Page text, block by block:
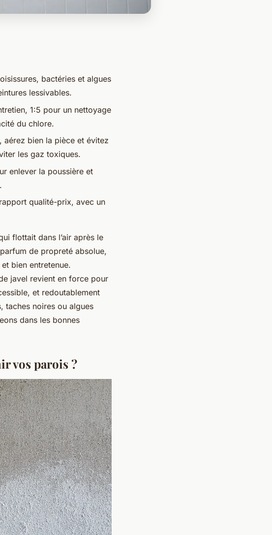
bactéries et algues
lessivables.
1:5 pour un nettoyage
du chlore.
aérez bien la pièce et évitez
les gaz toxiques.
enlever la poussière et
qualité-prix, avec un
flottait dans l’air après le
de propreté absolue,
bien entretenue.
javel revient en force pour
et redoutablement
taches noires ou algues
dans les bonnes
vos parois ?